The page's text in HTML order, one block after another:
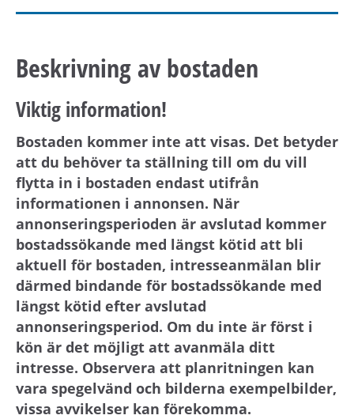
Beskrivning av bostaden
Viktig information!
Bostaden kommer inte att visas. Det betyder
att du behöver ta ställning till om du vill
flytta in i bostaden endast utifrån
informationen i annonsen. När
annonseringsperioden är avslutad kommer
bostadssökande med längst kötid att bli
aktuell för bostaden, intresseanmälan blir
därmed bindande för bostadssökande med
längst kötid efter avslutad
annonseringsperiod. Om du inte är först i
kön är det möjligt att avanmäla ditt
intresse. Observera att planritningen kan
vara spegelvänd och bilderna exempelbilder,
vissa avvikelser kan förekomma.